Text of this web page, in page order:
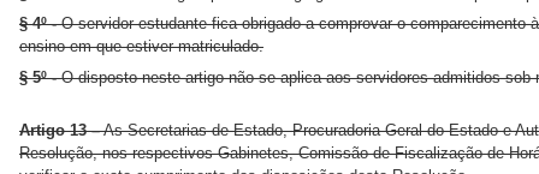
§ 4º -O servidor-estudante fica obrigado a comprovar o comparecimento
ensino em que estiver matriculado.
§ 5º -O disposto neste artigo não se aplica aos servidores admitidos sob
Artigo 13 –As Secretarias de Estado, Procuradoria-Geral do Estado e
Resolução, nos respectivos Gabinetes, Comissão de Fiscalização de